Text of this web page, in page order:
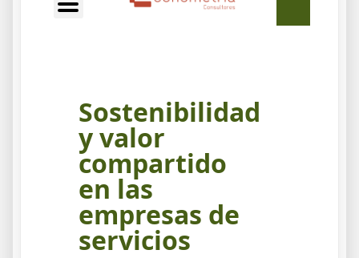
Sostenibilidad
y valor
compartido
en las
empresas de
servicios